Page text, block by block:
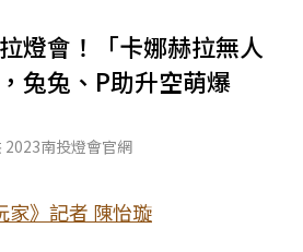
燈會！「卡娜赫拉無人
兔兔、P助升空萌爆
2023南投燈會官網
家》記者 陳怡璇